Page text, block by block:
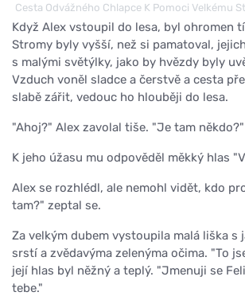
Cesta Odvážného Chlapce K Pomoci Velkému
Když Alex vstoupil do lesa, byl ohromen
Stromy byly vyšší, než si pamatoval,
s malými světýlky, jako by hvězdy byly
Vzduch voněl sladce a čerstvě a cesta
slabě zářit, vedouc ho hlouběji do lesa.
"Ahoj?" Alex zavolal tiše. "Je tam někdo?"
K jeho úžasu mu odpověděl měkký hlas
Alex se rozhlédl, ale nemohl vidět, kdo
tam?" zeptal se.
Za velkým dubem vystoupila malá liška s
srstí a zvědavýma zelenýma očima. "To
její hlas byl něžný a teplý. "Jmenuji se
tebe."